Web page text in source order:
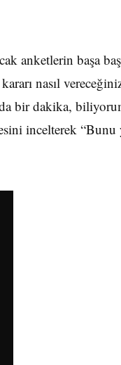
anketlerin başa
nasıl
bir dakika,
incelterek “Bunu